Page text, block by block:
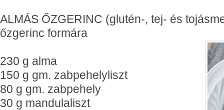
ALMÁS ŐZGERINC (glutén-, tej- és
őzgerinc formára
230 g alma
150 g gm. zabpehelyliszt
80 g gm. zabpehely
30 g mandulaliszt